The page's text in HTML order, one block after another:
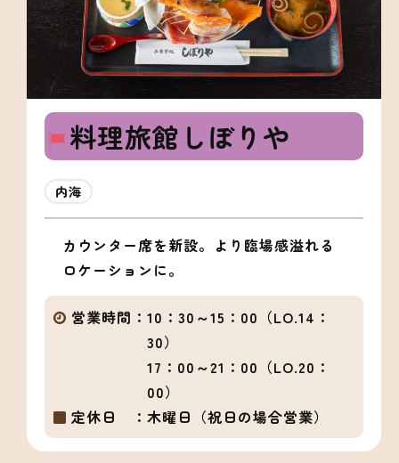
料理旅館しぼりや
内海
カウンター席を新設。より臨場感溢れる
ロケーションに。
営業時間： 10：30～15：00（LO.14：
30）
17：00～21：00（LO.20：
00）
定休日 ： 木曜日（祝日の場合営業）